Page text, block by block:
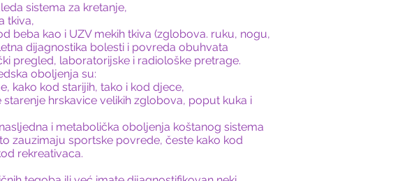
sistema za kretanje,
tkiva,
beba kao i UZV mekih tkiva (zglobova. ruku, nogu,
dijagnostika bolesti i povreda obuhvata
pregled, laboratorijske i radiološke pretrage.
oboljenja su:
kako kod starijih, tako i kod djece,
starenje hrskavice velikih zglobova, poput kuka i
i metabolička oboljenja koštanog sistema
zauzimaju sportske povrede, česte kako kod
rekreativaca.